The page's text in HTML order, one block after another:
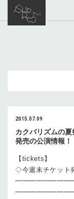
2015.07.09
カクバリズムの
発売の公演情報！
【tickets】
◇今週末チケット